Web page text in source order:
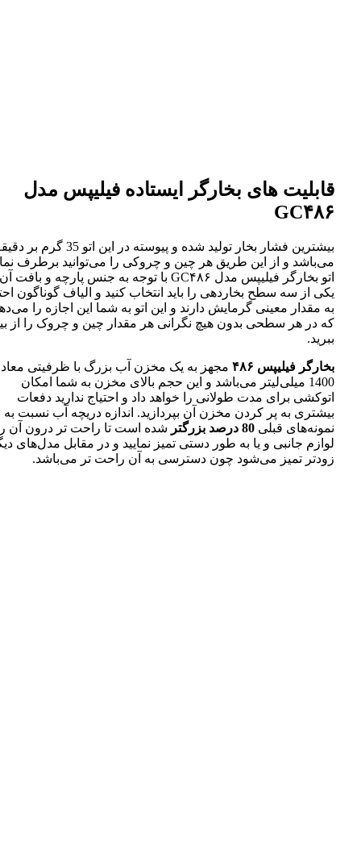
قابلیت های بخارگر ایستاده فیلیپس مدل
GC۴۸۶
بیشترین فشار بخار تولید شده و پیوسته در این اتو 35 گرم
می‌باشد و از این طریق هر چین و چروکی را می‌توانید برطرف
اتو بخارگر فیلیپس مدل GC۴۸۶ با توجه به جنس پارچه و بافت آن
یکی از سه سطح بخاردهی را باید انتخاب کنید و الیاف گوناگون
به مقدار معینی گرمایش دارند و این اتو به شما این اجازه را
که در هر سطحی بدون هیچ نگرانی هر مقدار چین و چروک را از
ببرید.
بخارگر فیلیپس ۴۸۶
مجهز به یک مخزن آب بزرگ با ظرفیتی
1400 میلی‌لیتر می‌باشد و این حجم بالای مخزن به شما امکان
اتوکشی برای مدت طولانی را خواهد داد و احتیاج ندارید دفعات
بیشتری به پر کردن مخزن آن بپردازید. اندازه دریچه آب نسبت به
نمونه‌های قبلی 80 درصد بزرگتر
شده است تا راحت تر درون آن
لوازم جانبی و یا به طور دستی تمیز نمایید و در مقابل مدل‌های
زودتر تمیز می‌شود چون دسترسی به آن راحت تر می‌باشد.